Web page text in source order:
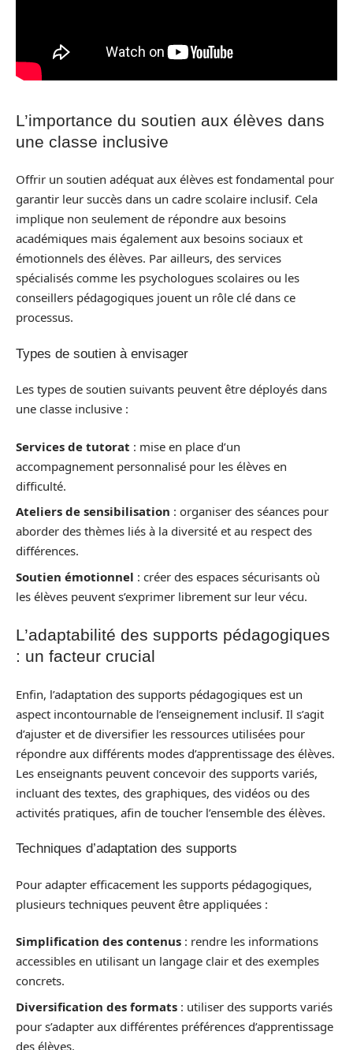
L’importance du soutien aux élèves dans
une classe inclusive
Offrir un soutien adéquat aux élèves est fondamental pour
garantir leur succès dans un cadre scolaire inclusif. Cela
implique non seulement de répondre aux besoins
académiques mais également aux besoins sociaux et
émotionnels des élèves. Par ailleurs, des services
spécialisés comme les psychologues scolaires ou les
conseillers pédagogiques jouent un rôle clé dans ce
processus.
Types de soutien à envisager
Les types de soutien suivants peuvent être déployés dans
une classe inclusive :
Services de tutorat : mise en place d’un
accompagnement personnalisé pour les élèves en
difficulté.
Ateliers de sensibilisation : organiser des séances pour
aborder des thèmes liés à la diversité et au respect des
différences.
Soutien émotionnel : créer des espaces sécurisants où
les élèves peuvent s’exprimer librement sur leur vécu.
L’adaptabilité des supports pédagogiques
: un facteur crucial
Enfin, l’adaptation des supports pédagogiques est un
aspect incontournable de l’enseignement inclusif. Il s’agit
d’ajuster et de diversifier les ressources utilisées pour
répondre aux différents modes d’apprentissage des élèves.
Les enseignants peuvent concevoir des supports variés,
incluant des textes, des graphiques, des vidéos ou des
activités pratiques, afin de toucher l’ensemble des élèves.
Techniques d’adaptation des supports
Pour adapter efficacement les supports pédagogiques,
plusieurs techniques peuvent être appliquées :
Simplification des contenus : rendre les informations
accessibles en utilisant un langage clair et des exemples
concrets.
Diversification des formats : utiliser des supports variés
pour s’adapter aux différentes préférences d’apprentissage
des élèves.